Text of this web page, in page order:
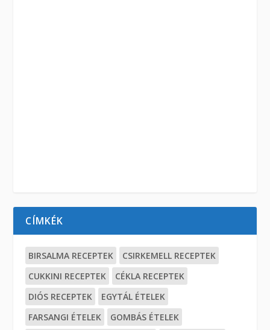
CÍMKÉK
BIRSALMA RECEPTEK
CSIRKEMELL RECEPTEK
CUKKINI RECEPTEK
CÉKLA RECEPTEK
DIÓS RECEPTEK
EGYTÁL ÉTELEK
FARSANGI ÉTELEK
GOMBÁS ÉTELEK